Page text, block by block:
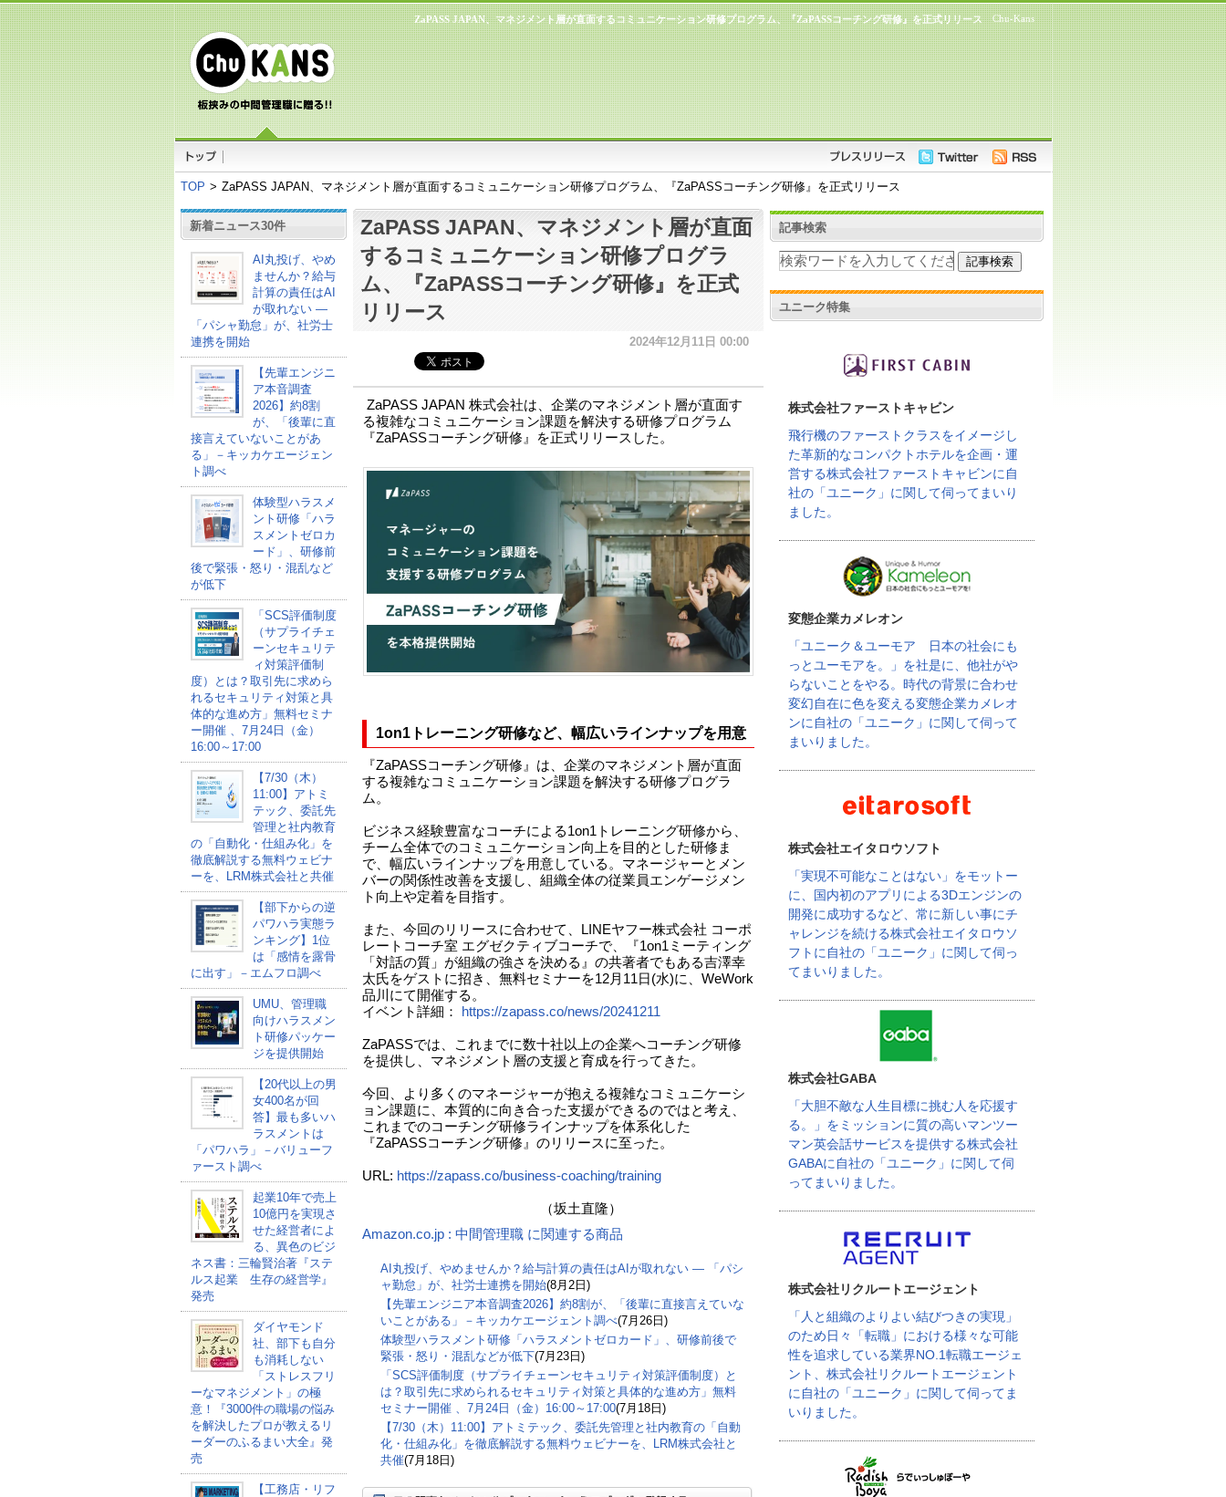
Chu-Kans
ZaPASS JAPAN、マネジメント層が直面するコミュニケーション研修プログラム、『ZaPASSコーチング研修』を正式リリース
TOP > ZaPASS JAPAN、マネジメント層が直面するコミュニケーション研修プログラム、『ZaPASSコーチング研修』を正式リリース
新着ニュース30件
AI丸投げ、やめ
ませんか？給与
計算の責任はAI
が取れない ―
「パシャ勤怠」が、社労士
連携を開始
【先輩エンジニ
ア本音調査
2026】約8割
が、「後輩に直
接言えていないことがあ
る」－キッカケエージェン
ト調べ
体験型ハラスメ
ント研修「ハラ
スメントゼロカ
ード」、研修前
後で緊張・怒り・混乱など
が低下
「SCS評価制度
（サプライチェ
ーンセキュリテ
ィ対策評価制
度）とは？取引先に求めら
れるセキュリティ対策と具
体的な進め方」無料セミナ
ー開催 、7月24日（金）
16:00～17:00
【7/30（木）
11:00】アトミ
テック、委託先
管理と社内教育
の「自動化・仕組み化」を
徹底解説する無料ウェビナ
ーを、LRM株式会社と共催
【部下からの逆
パワハラ実態ラ
ンキング】1位
は「感情を露骨
に出す」－エムフロ調べ
UMU、管理職
向けハラスメン
ト研修パッケー
ジを提供開始
【20代以上の男
女400名が回
答】最も多いハ
ラスメントは
「パワハラ」－バリューフ
ァースト調べ
起業10年で売上
10億円を実現さ
せた経営者によ
る、異色のビジ
ネス書：三輪賢治著『ステ
ルス起業 生存の経営学』
発売
ダイヤモンド
社、部下も自分
も消耗しない
「ストレスフリ
ーなマネジメント」の極
意！『3000件の職場の悩み
を解決したプロが教えるリ
ーダーのふるまい大全』発
売
【工務店・リフ
ZaPASS JAPAN、マネジメント層が直面
するコミュニケーション研修プログラ
ム、『ZaPASSコーチング研修』を正式
リリース
2024年12月11日 00:00
ZaPASS JAPAN 株式会社は、企業のマネジメント層が直面す
る複雑なコミュニケーション課題を解決する研修プログラム
『ZaPASSコーチング研修』を正式リリースした。
1on1トレーニング研修など、幅広いラインナップを用意
『ZaPASSコーチング研修』は、企業のマネジメント層が直面
する複雑なコミュニケーション課題を解決する研修プログラ
ム。
ビジネス経験豊富なコーチによる1on1トレーニング研修から、
チーム全体でのコミュニケーション向上を目的とした研修ま
で、幅広いラインナップを用意している。マネージャーとメン
バーの関係性改善を支援し、組織全体の従業員エンゲージメン
ト向上や定着を目指す。
また、今回のリリースに合わせて、LINEヤフー株式会社 コーポ
レートコーチ室 エグゼクティブコーチで、『1on1ミーティング
「対話の質」が組織の強さを決める』の共著者でもある吉澤幸
太氏をゲストに招き、無料セミナーを12月11日(水)に、WeWork
品川にて開催する。
イベント詳細： https://zapass.co/news/20241211
ZaPASSでは、これまでに数十社以上の企業へコーチング研修
を提供し、マネジメント層の支援と育成を行ってきた。
今回、より多くのマネージャーが抱える複雑なコミュニケーシ
ョン課題に、本質的に向き合った支援ができるのではと考え、
これまでのコーチング研修ラインナップを体系化した
『ZaPASSコーチング研修』のリリースに至った。
URL: https://zapass.co/business-coaching/training
（坂土直隆）
Amazon.co.jp : 中間管理職 に関連する商品
AI丸投げ、やめませんか？給与計算の責任はAIが取れない ― 「パシ
ャ勤怠」が、社労士連携を開始(8月2日)
【先輩エンジニア本音調査2026】約8割が、「後輩に直接言えていな
いことがある」－キッカケエージェント調べ(7月26日)
体験型ハラスメント研修「ハラスメントゼロカード」、研修前後で
緊張・怒り・混乱などが低下(7月23日)
「SCS評価制度（サプライチェーンセキュリティ対策評価制度）と
は？取引先に求められるセキュリティ対策と具体的な進め方」無料
セミナー開催 、7月24日（金）16:00～17:00(7月18日)
【7/30（木）11:00】アトミテック、委託先管理と社内教育の「自動
化・仕組み化」を徹底解説する無料ウェビナーを、LRM株式会社と
共催(7月18日)
記事検索
ユニーク特集
株式会社ファーストキャビン
飛行機のファーストクラスをイメージし
た革新的なコンパクトホテルを企画・運
営する株式会社ファーストキャビンに自
社の「ユニーク」に関して伺ってまいり
ました。
変態企業カメレオン
「ユニーク＆ユーモア 日本の社会にも
っとユーモアを。」を社是に、他社がや
らないことをやる。時代の背景に合わせ
変幻自在に色を変える変態企業カメレオ
ンに自社の「ユニーク」に関して伺って
まいりました。
株式会社エイタロウソフト
「実現不可能なことはない」をモットー
に、国内初のアプリによる3Dエンジンの
開発に成功するなど、常に新しい事にチ
ャレンジを続ける株式会社エイタロウソ
フトに自社の「ユニーク」に関して伺っ
てまいりました。
株式会社GABA
「大胆不敵な人生目標に挑む人を応援す
る。」をミッションに質の高いマンツー
マン英会話サービスを提供する株式会社
GABAに自社の「ユニーク」に関して伺
ってまいりました。
株式会社リクルートエージェント
「人と組織のよりよい結びつきの実現」
のため日々「転職」における様々な可能
性を追求している業界NO.1転職エージェ
ント、株式会社リクルートエージェント
に自社の「ユニーク」に関して伺ってま
いりました。